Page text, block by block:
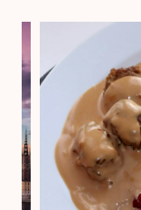
德
哥